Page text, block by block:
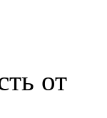
от